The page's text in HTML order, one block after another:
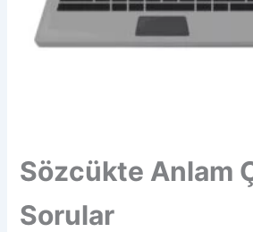
Sözcükte Anlam
Sorular